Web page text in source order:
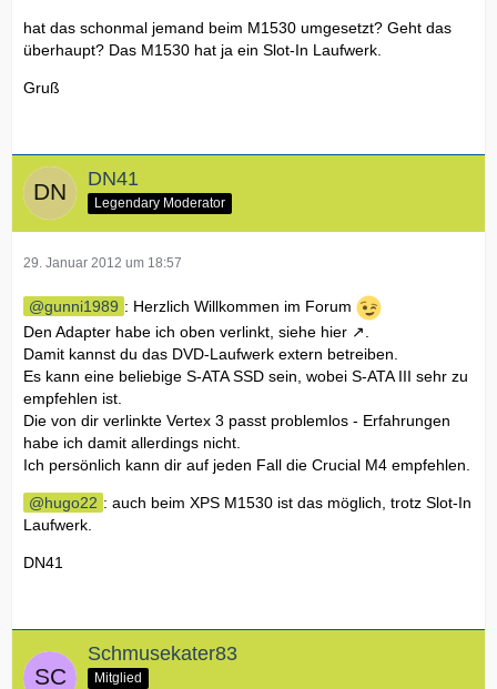
hat das schonmal jemand beim M1530 umgesetzt? Geht das
überhaupt? Das M1530 hat ja ein Slot-In Laufwerk.
Gruß
DN41
Legendary Moderator
29. Januar 2012 um 18:57
gunni1989 : Herzlich Willkommen im Forum
Den Adapter habe ich oben verlinkt, siehe hier
Damit kannst du das DVD-Laufwerk extern betreiben.
Es kann eine beliebige S-ATA SSD sein, wobei S-ATA III sehr zu
empfehlen ist.
Die von dir verlinkte Vertex 3 passt problemlos - Erfahrungen
habe ich damit allerdings nicht.
Ich persönlich kann dir auf jeden Fall die Crucial M4 empfehlen.
hugo22 : auch beim XPS M1530 ist das möglich, trotz Slot-In
Laufwerk.
DN41
Schmusekater83
Mitglied